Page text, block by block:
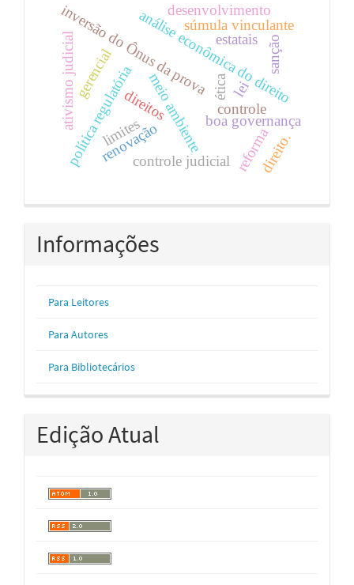
inversão do Ônus da prova
controle
análise econômica do direito
política regulatóriameio ambiente
direitos boa governança
controle judicial
súmula vinculante
gerencial
renovação
sanção
ética lei
estatais
ativismo judicial
reformadireito.
desenvolvimento
limites
Informações
Para Leitores
Para Autores
Para Bibliotecários
Edição Atual